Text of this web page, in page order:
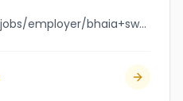
jobbank.gc.ca/browsejobs/employer/bhaia+sweet+%26+restaurant/ca